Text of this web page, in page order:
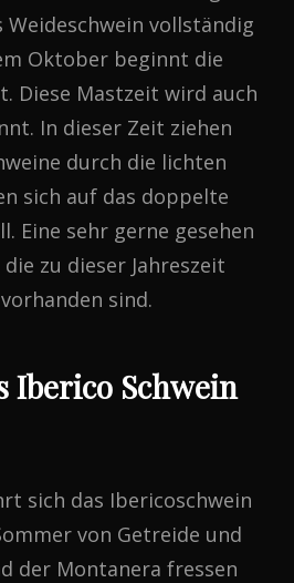
Weideschwein vollständig
Oktober beginnt die
Diese Mastzeit wird auch
In dieser Zeit ziehen
durch die lichten
sich auf das doppelte
Eine sehr gerne gesehen
zu dieser Jahreszeit
sind.
Iberico Schwein
sich das Ibericoschwein
von Getreide und
der Montanera fressen